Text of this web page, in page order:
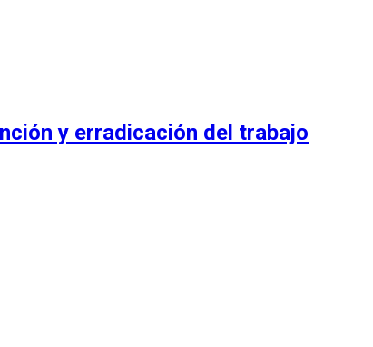
y erradicación del trabajo